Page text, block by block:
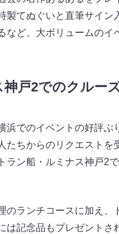
製てぬぐいと直筆サイン
など、大ボリュームのイ
戸2でのクルー
浜でのイベントの好評ぶ
たちからのリクエストを
ラン船・ルミナス神戸2
のランチコースに加え、
は記念品もプレゼントさ